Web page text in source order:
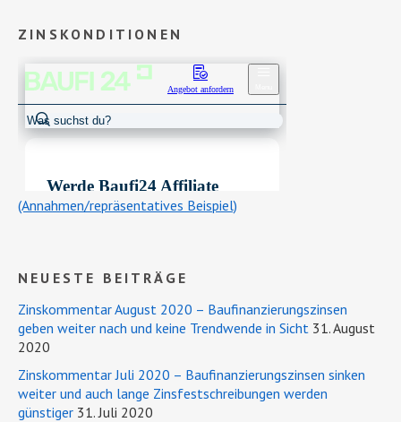
ZINSKONDITIONEN
(Annahmen/repräsentatives Beispiel)
NEUESTE BEITRÄGE
Zinskommentar August 2020 – Baufinanzierungszinsen
geben weiter nach und keine Trendwende in Sicht 31. August
2020
Zinskommentar Juli 2020 – Baufinanzierungszinsen sinken
weiter und auch lange Zinsfestschreibungen werden
günstiger 31. Juli 2020